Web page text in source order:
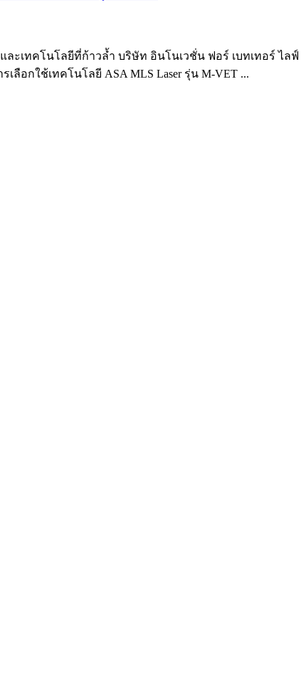
เทคโนโลยีที่ก้าวล้ำ บริษัท อินโนเวชั่น ฟอร์ เบทเทอร์ ไลฟ์
อกใช้เทคโนโลยี ASA MLS Laser รุ่น M-VET ...